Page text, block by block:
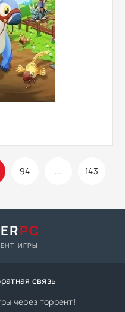
94 ... 143
PC
ИГРЫ
связь
через торрент!